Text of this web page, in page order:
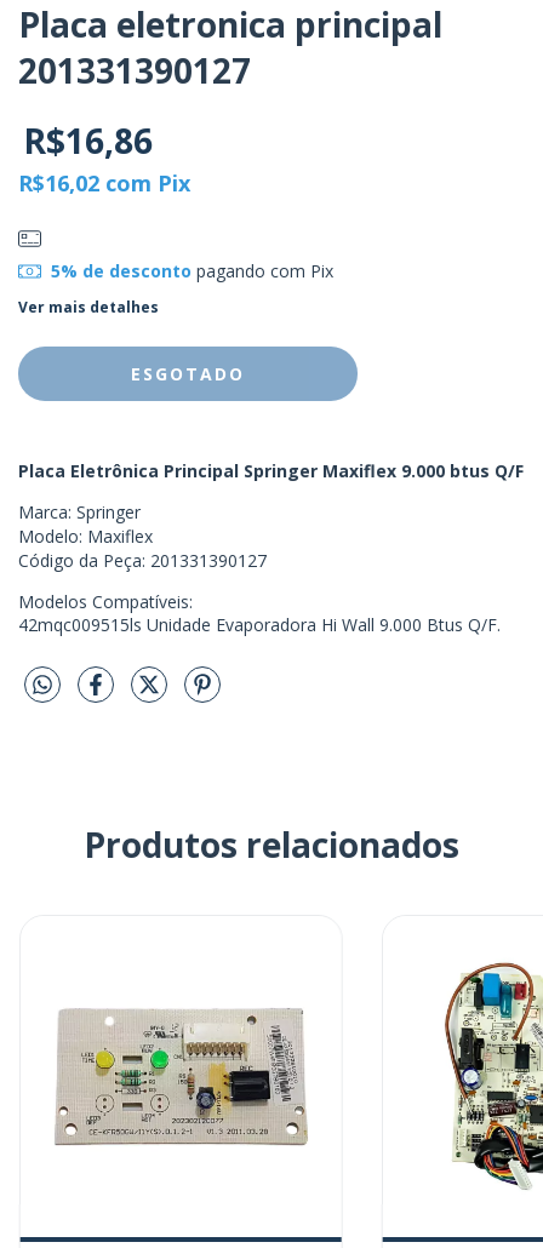
Placa eletronica principal
201331390127
R$16,86
R$16,02 com Pix
5% de desconto pagando com Pix
Ver mais detalhes
Placa Eletrônica Principal Springer Maxiflex 9.000 btus Q/F
Marca: Springer
Modelo: Maxiflex
Código da Peça: 201331390127
Modelos Compatíveis:
42mqc009515ls Unidade Evaporadora Hi Wall 9.000 Btus Q/F.
Produtos relacionados